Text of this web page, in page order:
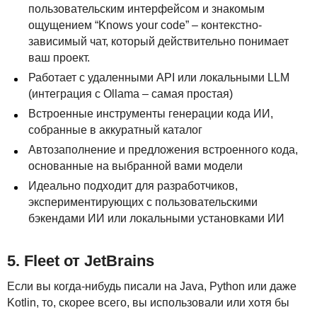
пользовательским интерфейсом и знакомым
ощущением “Knows your code” – контекстно-
зависимый чат, который действительно понимает
ваш проект.
Работает с удаленными API или локальными LLM
(интеграция с Ollama – самая простая)
Встроенные инструменты генерации кода ИИ,
собранные в аккуратный каталог
Автозаполнение и предложения встроенного кода,
основанные на выбранной вами модели
Идеально подходит для разработчиков,
экспериментирующих с пользовательскими
бэкендами ИИ или локальными установками ИИ
5. Fleet от JetBrains
Если вы когда-нибудь писали на Java, Python или даже
Kotlin, то, скорее всего, вы использовали или хотя бы